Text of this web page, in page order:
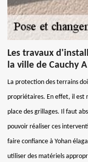
Les travaux
la ville de Cauchy
La protection des terrains
propriétaires. En effet, il est
place des grillages. Il faut
pouvoir réaliser ces
faire confiance à Yohan
utiliser des matériels